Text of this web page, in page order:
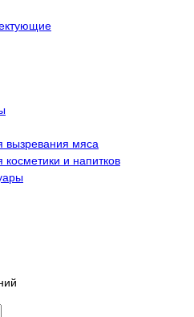
вызревания мяса
и напитков